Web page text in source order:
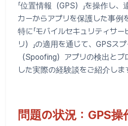
「位置情報（GPS）」を操作し
カーからアプリを保護した事例
特に「モバイルセキュリティサ
リ）」の適用を通じて、GPSス
（Spoofing）アプリの検出と
した実際の経験談をご紹介しま
問題の状況：GPS操